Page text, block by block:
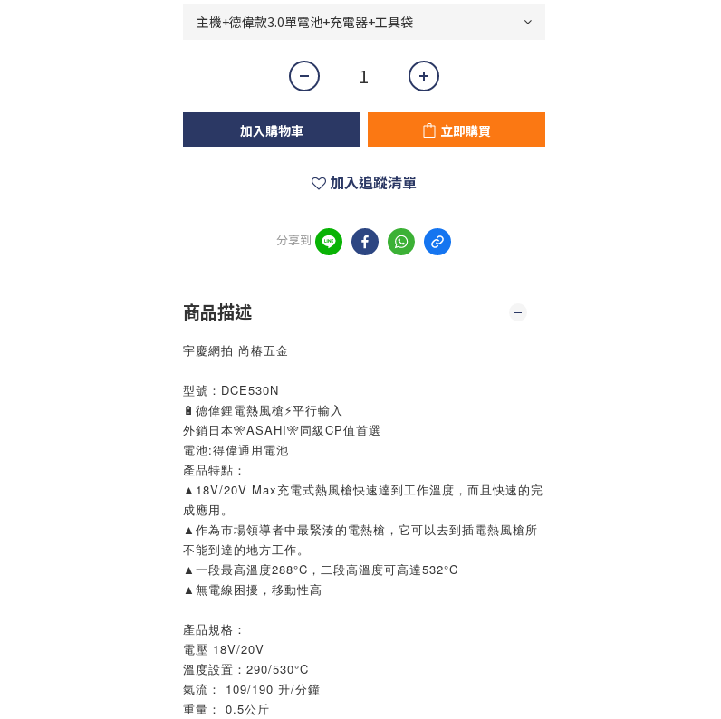
加入購物車 立即購買
加入追蹤清單
分享到
商品描述
宇慶網拍 尚椿五金
型號：DCE530N
🔋德偉鋰電熱風槍⚡平行輸入
外銷日本🎌ASAHI🎌同級CP值首選
電池:得偉通用電池
產品特點：
▲18V/20V Max充電式熱風槍快速達到工作溫度，而且快速的完
成應用。
▲作為市場領導者中最緊湊的電熱槍，它可以去到插電熱風槍所
不能到達的地方工作。
▲一段最高溫度288°C，二段高溫度可高達532°C
▲無電線困擾，移動性高
產品規格：
電壓 18V/20V
溫度設置：290/530°C
氣流： 109/190 升/分鐘
重量： 0.5公斤